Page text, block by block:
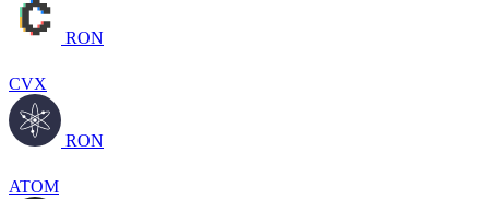
RON
CVX
RON
ATOM